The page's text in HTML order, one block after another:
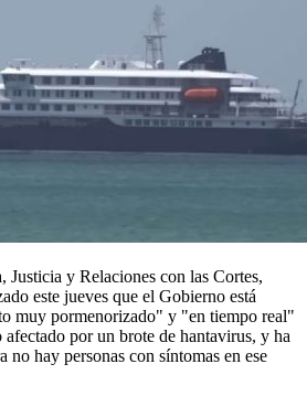
Justicia y Relaciones con las Cortes,
este jueves que el Gobierno está
muy pormenorizado" y "en tiempo real"
por un brote de hantavirus, y ha
no hay personas con síntomas en ese